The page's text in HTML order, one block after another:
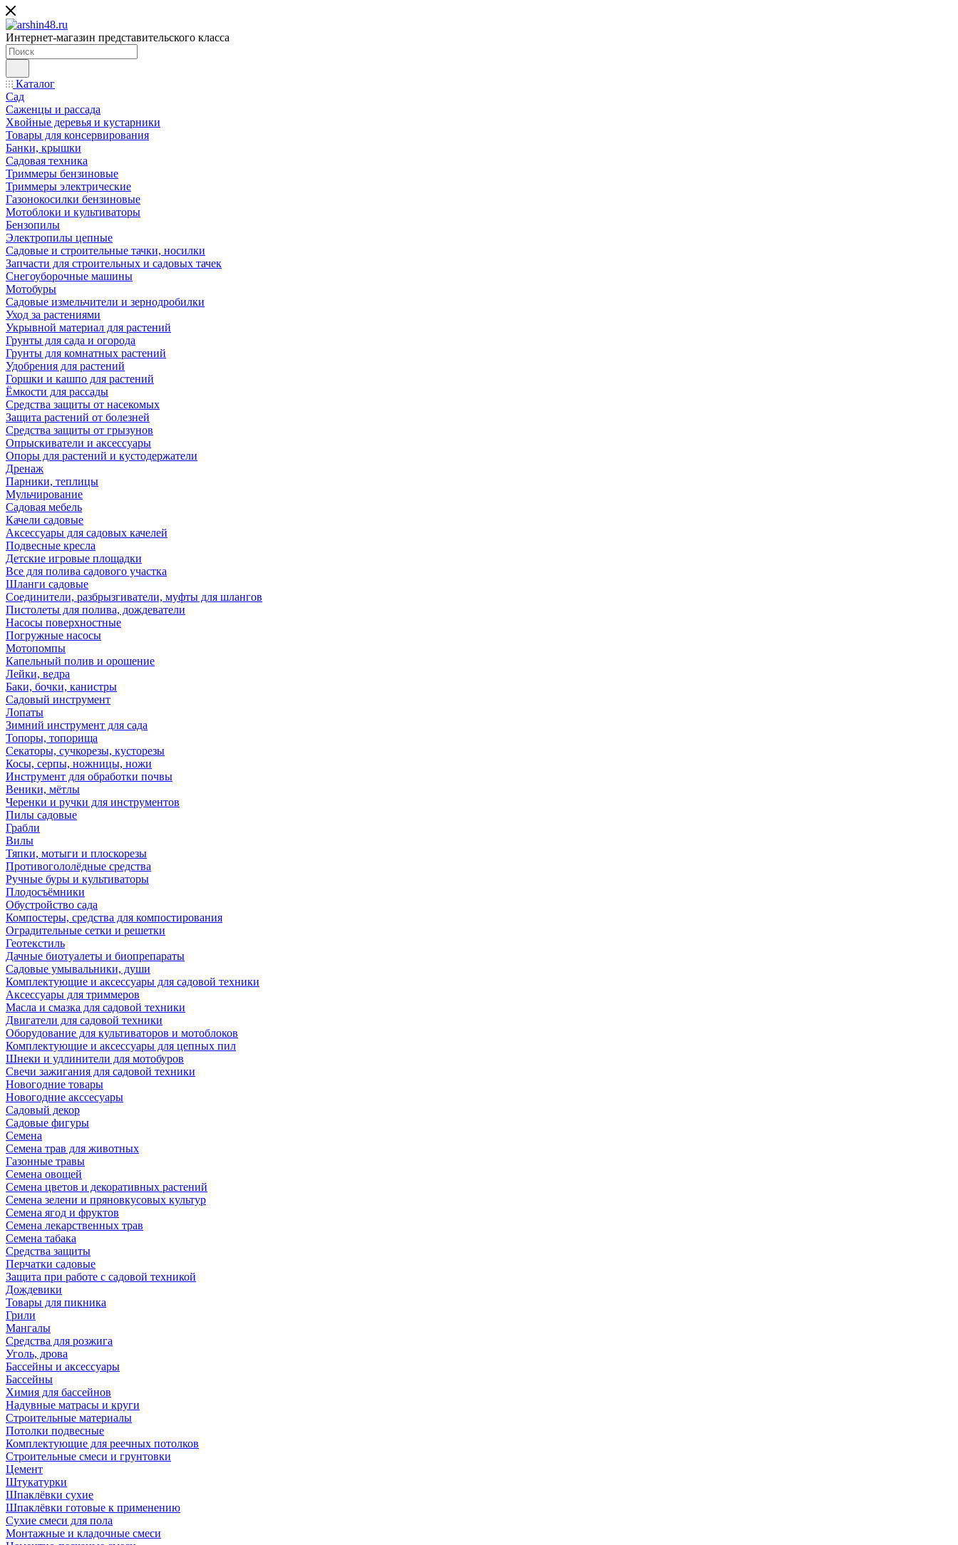
Интернет-магазин представительского класса
Каталог
Сад
Саженцы и рассада
Хвойные деревья и кустарники
Товары для консервирования
Банки, крышки
Садовая техника
Триммеры бензиновые
Триммеры электрические
Газонокосилки бензиновые
Мотоблоки и культиваторы
Бензопилы
Электропилы цепные
Садовые и строительные тачки, носилки
Запчасти для строительных и садовых тачек
Снегоуборочные машины
Мотобуры
Садовые измельчители и зернодробилки
Уход за растениями
Укрывной материал для растений
Грунты для сада и огорода
Грунты для комнатных растений
Удобрения для растений
Горшки и кашпо для растений
Ёмкости для рассады
Средства защиты от насекомых
Защита растений от болезней
Средства защиты от грызунов
Опрыскиватели и аксессуары
Опоры для растений и кустодержатели
Дренаж
Парники, теплицы
Мульчирование
Садовая мебель
Качели садовые
Аксессуары для садовых качелей
Подвесные кресла
Детские игровые площадки
Все для полива садового участка
Шланги садовые
Соединители, разбрызгиватели, муфты для шлангов
Пистолеты для полива, дождеватели
Насосы поверхностные
Погружные насосы
Мотопомпы
Капельный полив и орошение
Лейки, ведра
Баки, бочки, канистры
Садовый инструмент
Лопаты
Зимний инструмент для сада
Топоры, топорища
Секаторы, сучкорезы, кусторезы
Косы, серпы, ножницы, ножи
Инструмент для обработки почвы
Веники, мётлы
Черенки и ручки для инструментов
Пилы садовые
Грабли
Вилы
Тяпки, мотыги и плоскорезы
Противогололёдные средства
Ручные буры и культиваторы
Плодосъёмники
Обустройство сада
Компостеры, средства для компостирования
Оградительные сетки и решетки
Геотекстиль
Дачные биотуалеты и биопрепараты
Садовые умывальники, души
Комплектующие и аксессуары для садовой техники
Аксессуары для триммеров
Масла и смазка для садовой техники
Двигатели для садовой техники
Оборудование для культиваторов и мотоблоков
Комплектующие и аксессуары для цепных пил
Шнеки и удлинители для мотобуров
Свечи зажигания для садовой техники
Новогодние товары
Новогодние акссесуары
Садовый декор
Садовые фигуры
Семена
Семена трав для животных
Газонные травы
Семена овощей
Семена цветов и декоративных растений
Семена зелени и пряновкусовых культур
Семена ягод и фруктов
Семена лекарственных трав
Семена табака
Средства защиты
Перчатки садовые
Защита при работе с садовой техникой
Дождевики
Товары для пикника
Грили
Мангалы
Средства для розжига
Уголь, дрова
Бассейны и аксессуары
Бассейны
Химия для бассейнов
Надувные матрасы и круги
Строительные материалы
Потолки подвесные
Комплектующие для реечных потолков
Строительные смеси и грунтовки
Цемент
Штукатурки
Шпаклёвки сухие
Шпаклёвки готовые к применению
Сухие смеси для пола
Монтажные и кладочные смеси